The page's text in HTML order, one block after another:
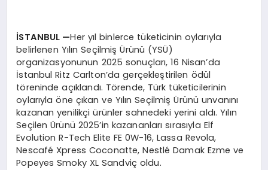
İSTANBUL —Her yıl binlerce tüketicinin oylarıyla
belirlenen Yılın Seçilmiş Ürünü (YSÜ)
organizasyonunun 2025 sonuçları, 16 Nisan’da
İstanbul Ritz Carlton’da gerçekleştirilen ödül
töreninde açıklandı. Törende, Türk tüketicilerinin
oylarıyla öne çıkan ve Yılın Seçilmiş Ürünü unvanını
kazanan yenilikçi ürünler sahnedeki yerini aldı. Yılın
Seçilen Ürünü 2025’in kazananları sırasıyla Elf
Evolution R-Tech Elite FE 0W-16, Lassa Revola,
Nescafé Xpress Coconatte, Nestlé Damak Ezme ve
Popeyes Smoky XL Sandviç oldu.